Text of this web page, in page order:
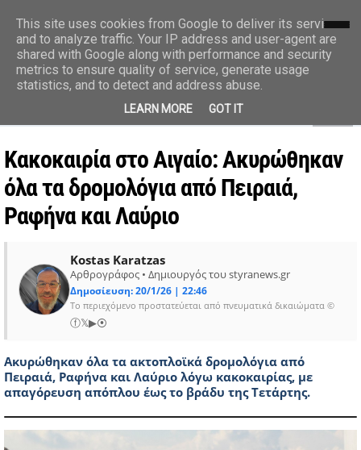
styranews.gr
Ειδήσεις-Γεγονότα-Επικαιρότητα
Κακοκαιρία στο Αιγαίο: Ακυρώθηκαν
όλα τα δρομολόγια από Πειραιά,
Ραφήνα και Λαύριο
Kostas Karatzas
Αρθρογράφος • Δημιουργός του styranews.gr
Δημοσίευση: 20/1/26 | 22:46
Το περιεχόμενο προστατεύεται από πνευματικά δικαιώματα ©
ⓕ𝕏▶⦿
Ακυρώθηκαν όλα τα ακτοπλοϊκά δρομολόγια από
Πειραιά, Ραφήνα και Λαύριο λόγω κακοκαιρίας, με
απαγόρευση απόπλου έως το βράδυ της Τετάρτης.
This site uses cookies from Google to deliver its services
and to analyze traffic. Your IP address and user-agent are
shared with Google along with performance and security
metrics to ensure quality of service, generate usage
statistics, and to detect and address abuse.
LEARN MORE GOT IT